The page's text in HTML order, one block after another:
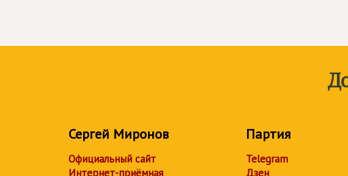
Сергей Миронов
Официальный сайт
Интернет-приёмная
Партия
Telegram
Дзен